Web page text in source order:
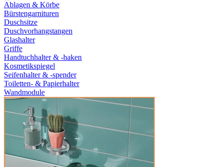
Ablagen & Körbe
Bürstengarnituren
Duschsitze
Duschvorhangstangen
Glashalter
Griffe
Handtuchhalter & -haken
Kosmetikspiegel
Seifenhalter & -spender
Toiletten- & Papierhalter
Wandmodule